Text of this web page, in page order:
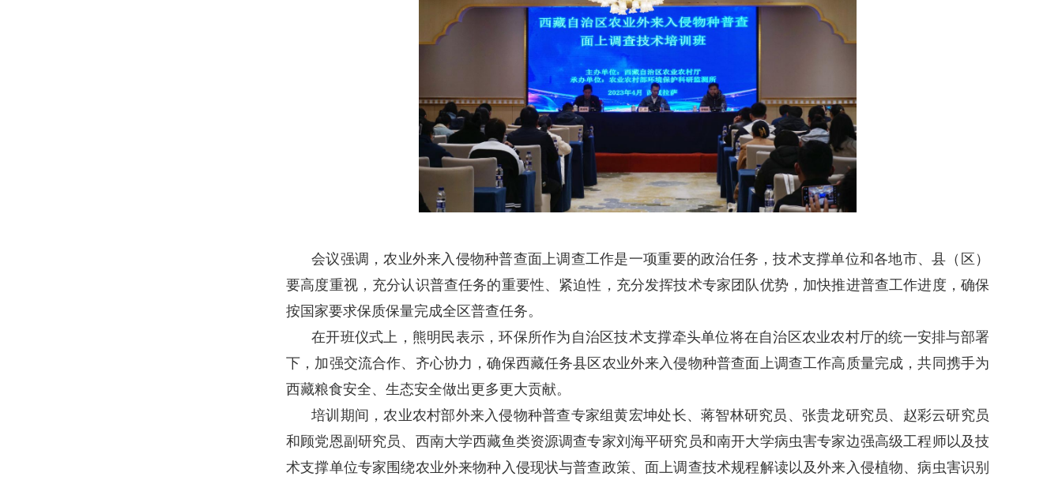
会议强调，农业外来入侵物种普查面上调查工作是一项重要的政治任务，技术支撑单位和各地市、县（区）
要高度重视，充分认识普查任务的重要性、紧迫性，充分发挥技术专家团队优势，加快推进普查工作进度，确保
按国家要求保质保量完成全区普查任务。
在开班仪式上，熊明民表示，环保所作为自治区技术支撑牵头单位将在自治区农业农村厅的统一安排与部署
下，加强交流合作、齐心协力，确保西藏任务县区农业外来入侵物种普查面上调查工作高质量完成，共同携手为
西藏粮食安全、生态安全做出更多更大贡献。
培训期间，农业农村部外来入侵物种普查专家组黄宏坤处长、蒋智林研究员、张贵龙研究员、赵彩云研究员
和顾党恩副研究员、西南大学西藏鱼类资源调查专家刘海平研究员和南开大学病虫害专家边强高级工程师以及技
术支撑单位专家围绕农业外来物种入侵现状与普查政策、面上调查技术规程解读以及外来入侵植物、病虫害识别